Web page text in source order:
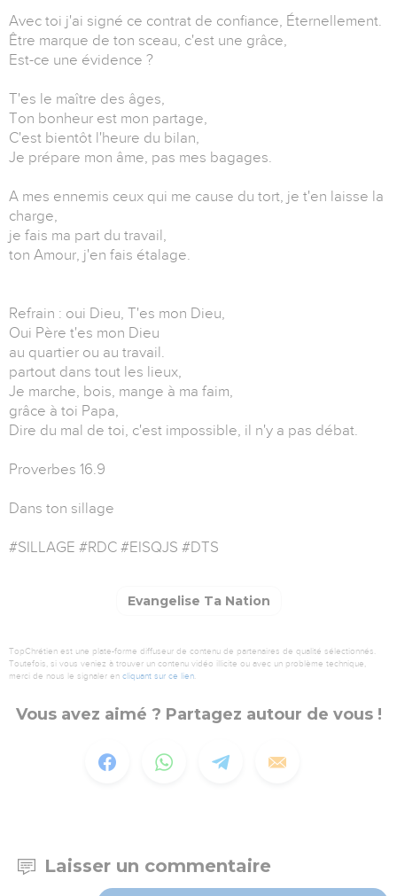
Avec toi j'ai signé ce contrat de confiance, Éternellement.
Être marque de ton sceau, c'est une grâce,
Est-ce une évidence ?
T'es le maître des âges,
Ton bonheur est mon partage,
C'est bientôt l'heure du bilan,
Je prépare mon âme, pas mes bagages.
A mes ennemis ceux qui me cause du tort, je t'en laisse la
charge,
je fais ma part du travail,
ton Amour, j'en fais étalage.
Refrain : oui Dieu, T'es mon Dieu,
Oui Père t'es mon Dieu
au quartier ou au travail.
partout dans tout les lieux,
Je marche, bois, mange à ma faim,
grâce à toi Papa,
Dire du mal de toi, c'est impossible, il n'y a pas débat.
Proverbes 16.9
Dans ton sillage
#SILLAGE #RDC #EISQJS #DTS
Evangelise Ta Nation
TopChrétien est une plate-forme diffuseur de contenu de partenaires de qualité sélectionnés.
Toutefois, si vous veniez à trouver un contenu vidéo illicite ou avec un problème technique,
merci de nous le signaler en cliquant sur ce lien.
Vous avez aimé ? Partagez autour de vous !
Laisser un commentaire